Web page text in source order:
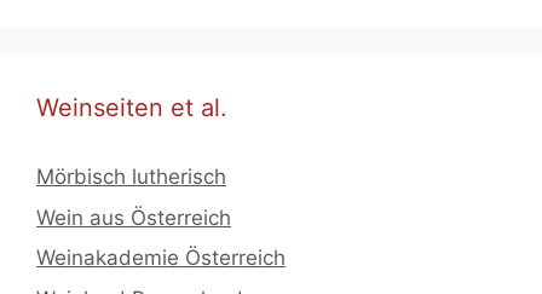
Weinseiten et al.
Mörbisch lutherisch
Wein aus Österreich
Weinakademie Österreich